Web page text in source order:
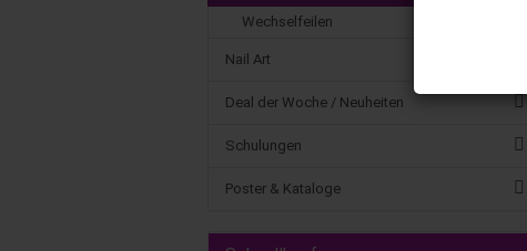
Wechselfeilen
Nail Art
Deal der Woche / Neuheiten
Schulungen
Poster & Kataloge